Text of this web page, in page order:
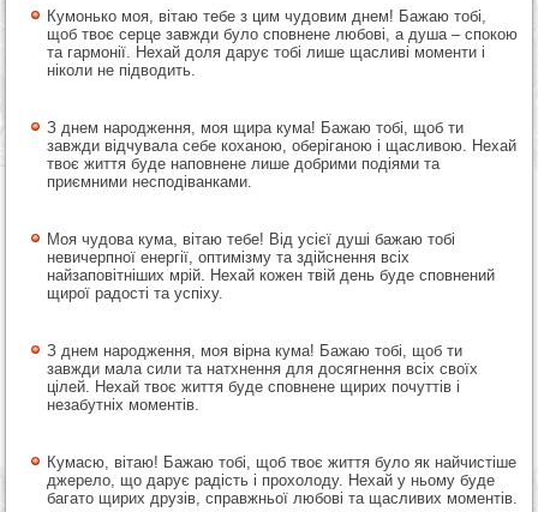
Кумонько моя, вітаю тебе з цим чудовим днем! Бажаю тобі,
щоб твоє серце завжди було сповнене любові, а душа – спокою
та гармонії. Нехай доля дарує тобі лише щасливі моменти і
ніколи не підводить.
З днем народження, моя щира кума! Бажаю тобі, щоб ти
завжди відчувала себе коханою, оберіганою і щасливою. Нехай
твоє життя буде наповнене лише добрими подіями та
приємними несподіванками.
Моя чудова кума, вітаю тебе! Від усієї душі бажаю тобі
невичерпної енергії, оптимізму та здійснення всіх
найзаповітніших мрій. Нехай кожен твій день буде сповнений
щирої радості та успіху.
З днем народження, моя вірна кума! Бажаю тобі, щоб ти
завжди мала сили та натхнення для досягнення всіх своїх
цілей. Нехай твоє життя буде сповнене щирих почуттів і
незабутніх моментів.
Кумасю, вітаю! Бажаю тобі, щоб твоє життя було як найчистіше
джерело, що дарує радість і прохолоду. Нехай у ньому буде
багато щирих друзів, справжньої любові та щасливих моментів.